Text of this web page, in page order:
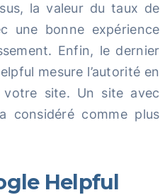
la valeur du taux de
une bonne expérience
Enfin, le dernier
mesure l’autorité en
votre site. Un site avec
considéré comme plus
Helpful